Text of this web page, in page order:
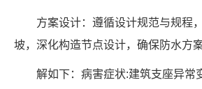
方案设计：遵循设计规范与规程
坡，深化构造节点设计，确保防水方
解如下：病害症状:建筑支座异常